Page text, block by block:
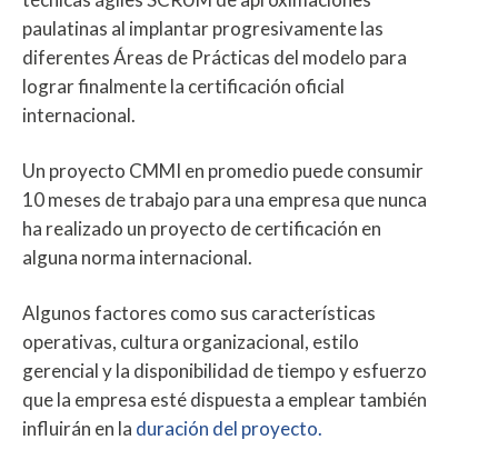
paulatinas al implantar progresivamente las
diferentes Áreas de Prácticas del modelo para
lograr finalmente la certificación oficial
internacional.
Un proyecto CMMI en promedio puede consumir
10 meses de trabajo para una empresa que nunca
ha realizado un proyecto de certificación en
alguna norma internacional.
Algunos factores como sus características
operativas, cultura organizacional, estilo
gerencial y la disponibilidad de tiempo y esfuerzo
que la empresa esté dispuesta a emplear también
influirán en la duración del proyecto.